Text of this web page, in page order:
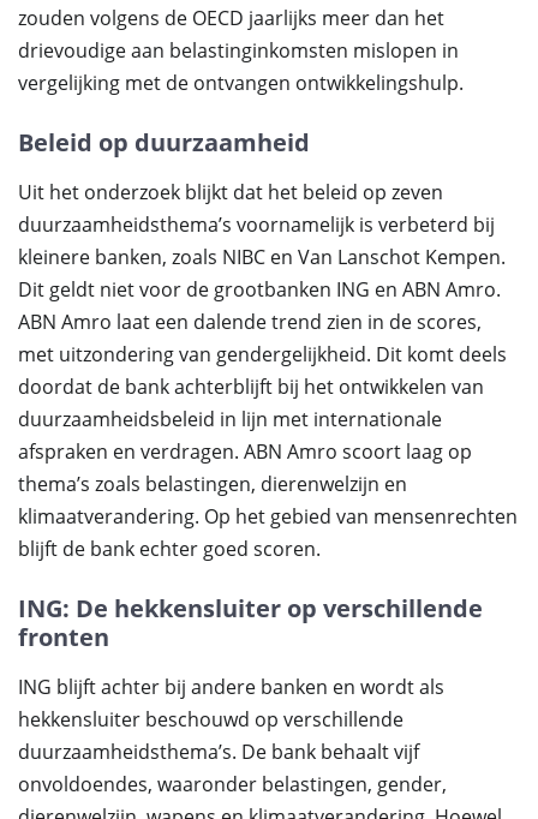
zouden volgens de OECD jaarlijks meer dan het
drievoudige aan belastinginkomsten mislopen in
vergelijking met de ontvangen ontwikkelingshulp.
Beleid op duurzaamheid
Uit het onderzoek blijkt dat het beleid op zeven
duurzaamheidsthema’s voornamelijk is verbeterd bij
kleinere banken, zoals NIBC en Van Lanschot Kempen.
Dit geldt niet voor de grootbanken ING en ABN Amro.
ABN Amro laat een dalende trend zien in de scores,
met uitzondering van gendergelijkheid. Dit komt deels
doordat de bank achterblijft bij het ontwikkelen van
duurzaamheidsbeleid in lijn met internationale
afspraken en verdragen. ABN Amro scoort laag op
thema’s zoals belastingen, dierenwelzijn en
klimaatverandering. Op het gebied van mensenrechten
blijft de bank echter goed scoren.
ING: De hekkensluiter op verschillende
fronten
ING blijft achter bij andere banken en wordt als
hekkensluiter beschouwd op verschillende
duurzaamheidsthema’s. De bank behaalt vijf
onvoldoendes, waaronder belastingen, gender,